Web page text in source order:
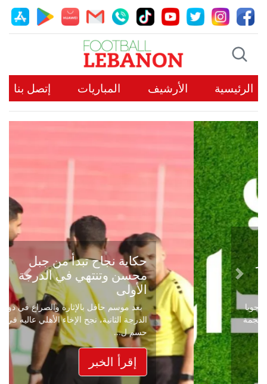
الرئيسية الأرشيف المباريات إتصل بنا
حكاية نجاح تبدأ من جبل
محسن وتنتهي في الدرجة
الأولى
بعد موسم حافل بالإثارة والصراع في دوري
الدرجة الثانية، نجح الإخاء الأهلي عاليه في
حسم ل...
إقرأ الخبر
Previous
Next